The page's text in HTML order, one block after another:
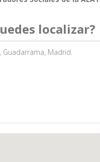
localizar?
Guadarrama, Madrid.